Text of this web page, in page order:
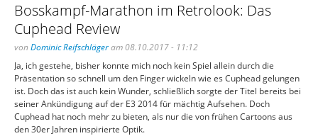
Bosskampf-Marathon im Retrolook: Das
Cuphead Review
von Dominic Reifschlägeram 08.10.2017 - 11:12
Ja, ich gestehe, bisher konnte mich noch kein Spiel allein durch die
Präsentation so schnell um den Finger wickeln wie es Cuphead gelungen
ist. Doch das ist auch kein Wunder, schließlich sorgte der Titel bereits bei
seiner Ankündigung auf der E3 2014 für mächtig Aufsehen. Doch
Cuphead hat noch mehr zu bieten, als nur die von frühen Cartoons aus
den 30er Jahren inspirierte Optik.